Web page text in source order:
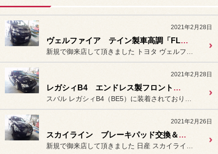
2021年2月28日
ヴェルファイア テイン製車高調「FLEX-Z」装着。
2021年2月28日
レガシィB4 エンドレス製フロントブレーキローター「ベーシックスリット」装着＆ブレーキフルード交換。
2021年2月26日
スカイライン ブレーキパッド交換＆ブレーキフルード交換及びエア抜き。